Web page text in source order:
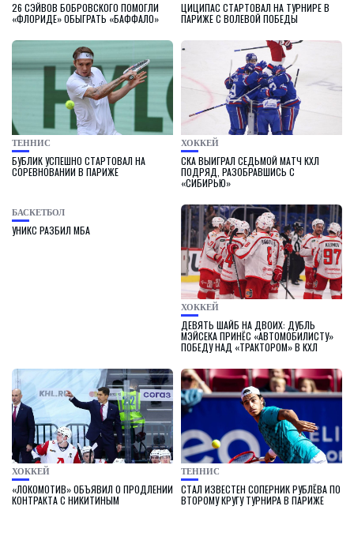
26 СЭЙВОВ БОБРОВСКОГО ПОМОГЛИ
«ФЛОРИДЕ» ОБЫГРАТЬ «БАФФАЛО»
ЦИЦИПАС СТАРТОВАЛ НА ТУРНИРЕ В
ПАРИЖЕ С ВОЛЕВОЙ ПОБЕДЫ
ТЕННИС
БУБЛИК УСПЕШНО СТАРТОВАЛ НА
СОРЕВНОВАНИИ В ПАРИЖЕ
ХОККЕЙ
СКА ВЫИГРАЛ СЕДЬМОЙ МАТЧ КХЛ
ПОДРЯД, РАЗОБРАВШИСЬ С
«СИБИРЬЮ»
БАСКЕТБОЛ
УНИКС РАЗБИЛ МБА
ХОККЕЙ
ДЕВЯТЬ ШАЙБ НА ДВОИХ: ДУБЛЬ
МЭЙСЕКА ПРИНЁС «АВТОМОБИЛИСТУ»
ПОБЕДУ НАД «ТРАКТОРОМ» В КХЛ
ХОККЕЙ
«ЛОКОМОТИВ» ОБЪЯВИЛ О ПРОДЛЕНИИ
КОНТРАКТА С НИКИТИНЫМ
ТЕННИС
СТАЛ ИЗВЕСТЕН СОПЕРНИК РУБЛЁВА ПО
ВТОРОМУ КРУГУ ТУРНИРА В ПАРИЖЕ